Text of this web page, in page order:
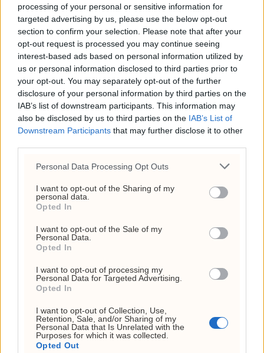
processing of your personal or sensitive information for
targeted advertising by us, please use the below opt-out
section to confirm your selection. Please note that after your
opt-out request is processed you may continue seeing
interest-based ads based on personal information utilized by
us or personal information disclosed to third parties prior to
your opt-out. You may separately opt-out of the further
disclosure of your personal information by third parties on the
IAB’s list of downstream participants. This information may
also be disclosed by us to third parties on the IAB’s List of
Downstream Participants that may further disclose it to other
Personal Data Processing Opt Outs
I want to opt-out of the Sharing of my
personal data.
Opted In
I want to opt-out of the Sale of my
Personal Data.
Opted In
I want to opt-out of processing my
Personal Data for Targeted Advertising.
Opted In
I want to opt-out of Collection, Use,
Retention, Sale, and/or Sharing of my
Personal Data that Is Unrelated with the
Purposes for which it was collected.
Opted Out
Anne Lindboe brukte
43.524
6. august 2026 - 13:04
USA har brukt opp 143
millioner fat olje – derfor
følger markedet feil tall
6. august 2026 - 11:29
vaksinespørsmål og
toppidrettens risiko
26. juli 2026 - 12:17
Circio henter RNA-
veteran til styret før
klinisk satsing i genterapi
4. august 2026 - 14:37
Ukens aksje: Kan ta av
etter Trumps Iran-pause
2. august 2026 - 12:17